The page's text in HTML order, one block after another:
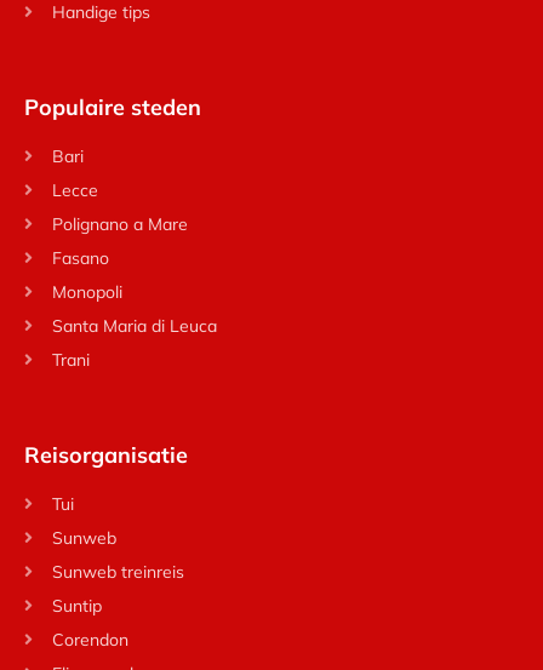
Handige tips
Populaire steden
Bari
Lecce
Polignano a Mare
Fasano
Monopoli
Santa Maria di Leuca
Trani
Reisorganisatie
Tui
Sunweb
Sunweb treinreis
Suntip
Corendon